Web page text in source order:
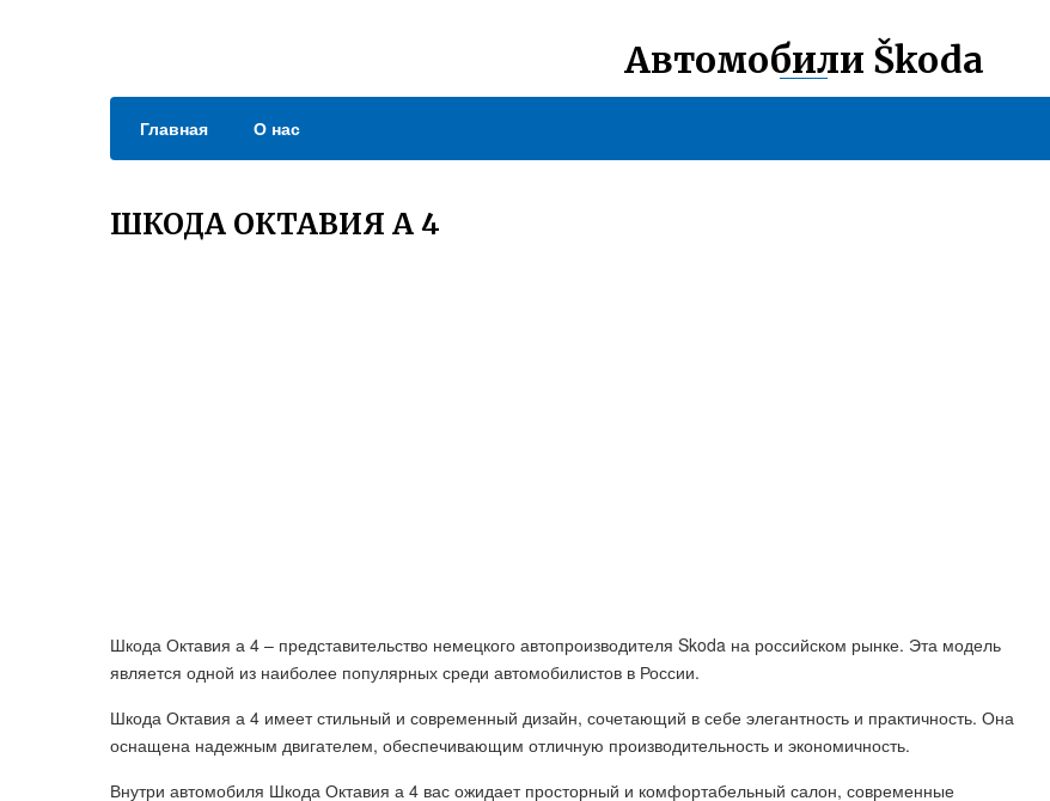
Автомобили Škoda
Главная О нас
ШКОДА ОКТАВИЯ А 4
Шкода Октавия а 4 – представительство немецкого автопроизводителя Skoda на российском рынке. Эта модель
является одной из наиболее популярных среди автомобилистов в России.
Шкода Октавия а 4 имеет стильный и современный дизайн, сочетающий в себе элегантность и практичность. Она
оснащена надежным двигателем, обеспечивающим отличную производительность и экономичность.
Внутри автомобиля Шкода Октавия а 4 вас ожидает просторный и комфортабельный салон, современные